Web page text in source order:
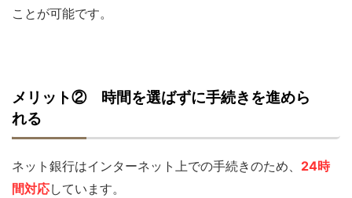
ことが可能です。
メリット② 時間を選ばずに手続きを進めら
れる
ネット銀行はインターネット上での手続きのため、 24時
間対応しています。